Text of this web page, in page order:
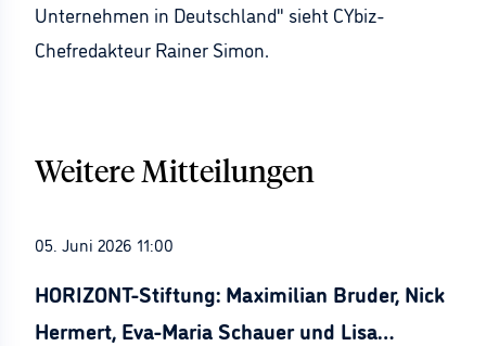
Unternehmen in Deutschland" sieht CYbiz-
Chefredakteur Rainer Simon.
Weitere Mitteilungen
05. Juni 2026 11:00
HORIZONT-Stiftung: Maximilian Bruder, Nick
Hermert, Eva-Maria Schauer und Lisa